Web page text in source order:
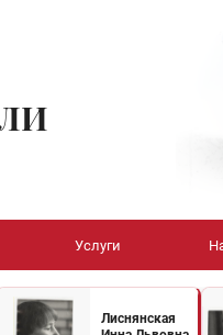
Услуги
Лиснянская